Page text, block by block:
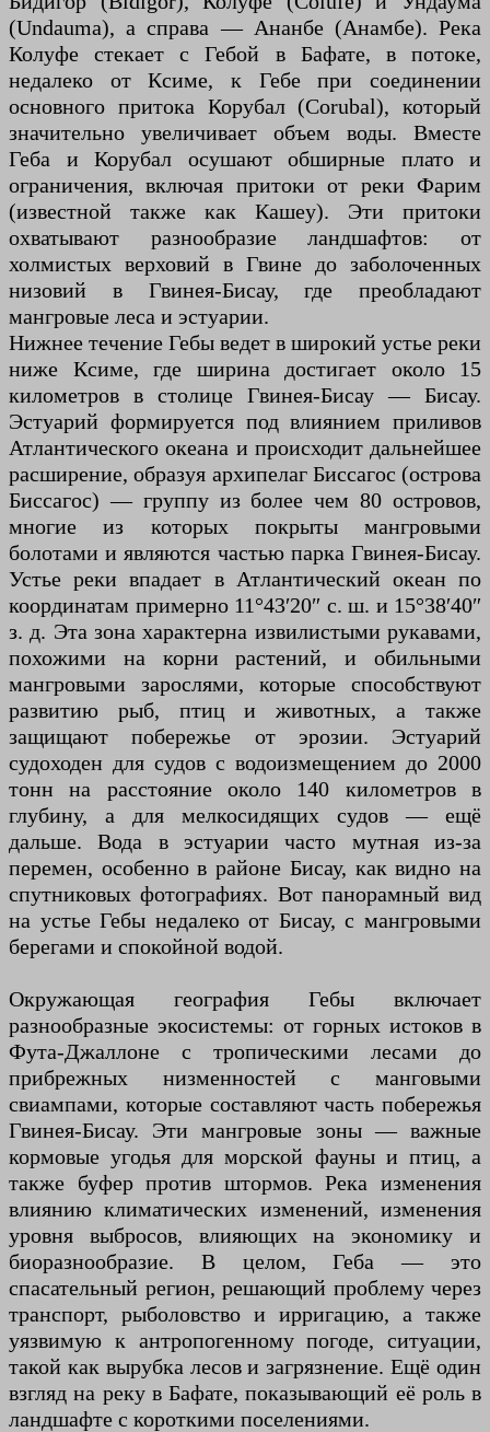
(Undauma), а справа — Ананбе (Анамбе). Река
Колуфе стекает с Гебой в Бафате, в потоке,
недалеко от Ксиме, к Гебе при соединении
основного притока Корубал (Corubal), который
значительно увеличивает объем воды. Вместе
Геба и Корубал осушают обширные плато и
ограничения, включая притоки от реки Фарим
(известной также как Кашеу). Эти притоки
охватывают разнообразие ландшафтов: от
холмистых верховий в Гвине до заболоченных
низовий в Гвинея-Бисау, где преобладают
мангровые леса и эстуарии.
Нижнее течение Гебы ведет в широкий устье реки
ниже Ксиме, где ширина достигает около 15
километров в столице Гвинея-Бисау — Бисау.
Эстуарий формируется под влиянием приливов
Атлантического океана и происходит дальнейшее
расширение, образуя архипелаг Биссагос (острова
Биссагос) — группу из более чем 80 островов,
многие из которых покрыты мангровыми
болотами и являются частью парка Гвинея-Бисау.
Устье реки впадает в Атлантический океан по
координатам примерно 11°43′20″ с. ш. и 15°38′40″
з. д. Эта зона характерна извилистыми рукавами,
похожими на корни растений, и обильными
мангровыми зарослями, которые способствуют
развитию рыб, птиц и животных, а также
защищают побережье от эрозии. Эстуарий
судоходен для судов с водоизмещением до 2000
тонн на расстояние около 140 километров в
глубину, а для мелкосидящих судов — ещё
дальше. Вода в эстуарии часто мутная из-за
перемен, особенно в районе Бисау, как видно на
спутниковых фотографиях. Вот панорамный вид
на устье Гебы недалеко от Бисау, с мангровыми
берегами и спокойной водой.
Окружающая география Гебы включает
разнообразные экосистемы: от горных истоков в
Фута-Джаллоне с тропическими лесами до
прибрежных низменностей с манговыми
свиампами, которые составляют часть побережья
Гвинея-Бисау. Эти мангровые зоны — важные
кормовые угодья для морской фауны и птиц, а
также буфер против штормов. Река изменения
влиянию климатических изменений, изменения
уровня выбросов, влияющих на экономику и
биоразнообразие. В целом, Геба — это
спасательный регион, решающий проблему через
транспорт, рыболовство и ирригацию, а также
уязвимую к антропогенному погоде, ситуации,
такой как вырубка лесов и загрязнение. Ещё один
взгляд на реку в Бафате, показывающий её роль в
ландшафте с короткими поселениями.